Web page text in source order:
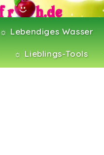
☼ Lebendiges Wasser
☼ Lieblings-Tools